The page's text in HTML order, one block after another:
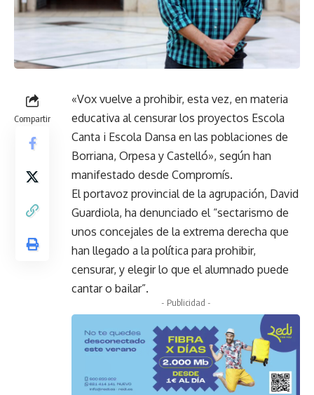
Compartir
«Vox vuelve a prohibir, esta vez, en materia
educativa al censurar los proyectos Escola
Canta i Escola Dansa en las poblaciones de
Borriana, Orpesa y Castelló», según han
manifestado desde Compromís.
El portavoz provincial de la agrupación, David
Guardiola, ha denunciado el “sectarismo de
unos concejales de la extrema derecha que
han llegado a la política para prohibir,
censurar, y elegir lo que el alumnado puede
cantar o bailar”.
- Publicidad -